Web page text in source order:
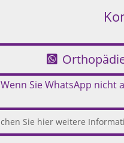
Wenn Sie WhatsApp